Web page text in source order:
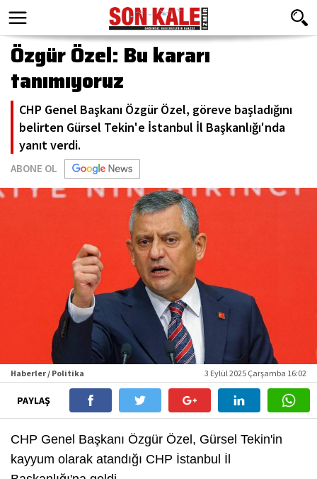
Özgür Özel: Bu kararı
tanımıyoruz
CHP Genel Başkanı Özgür Özel, göreve başladığını
belirten Gürsel Tekin'e İstanbul İl Başkanlığı'nda
yanıt verdi.
ABONE OL
Haberler / Politika 3 Eylül 2025 Çarşamba 16:02
PAYLAŞ
CHP Genel Başkanı Özgür Özel, Gürsel Tekin'in
kayyum olarak atandığı CHP İstanbul İl